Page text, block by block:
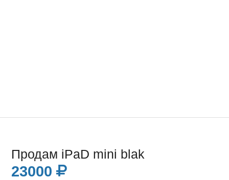
Продам iPaD mini blak
23000